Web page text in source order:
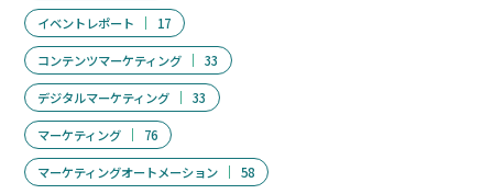
イベントレポート 17
コンテンツマーケティング 33
デジタルマーケティング 33
マーケティング 76
マーケティングオートメーション 58